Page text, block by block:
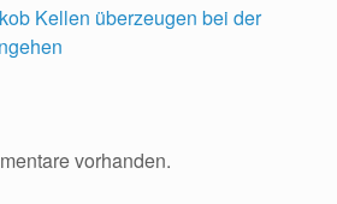
Kellen überzeugen bei der
vorhanden.